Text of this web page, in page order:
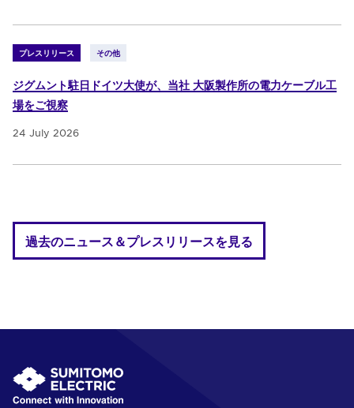
プレスリリース その他
ジグムント駐日ドイツ大使が、当社 大阪製作所の電力ケーブル工
場をご視察
24 July 2026
過去のニュース＆プレスリリースを見る